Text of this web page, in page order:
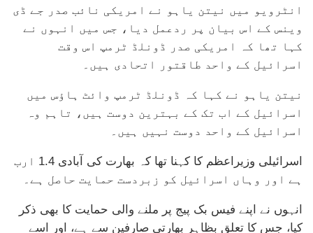
انٹرویو میں نیتن یاہو نے امریکی نائب صدر جے ڈی
وینس کے اس بیان پر ردعمل دیا، جس میں انہوں نے
کہا تھا کہ امریکی صدر ڈونلڈ ٹرمپ اس وقت
اسرائیل کے واحد طاقتور اتحادی ہیں۔
نیتن یاہو نے کہا کہ ڈونلڈ ٹرمپ وائٹ ہاؤس میں
اسرائیل کے اب تک کے بہترین دوست ہیں، تاہم وہ
اسرائیل کے واحد دوست نہیں ہیں۔
اسرائیلی وزیراعظم کا کہنا تھا کہ بھارت کی آبادی 1.4 ارب
ہے اور وہاں اسرائیل کو زبردست حمایت حاصل ہے۔
انہوں نے اپنے فیس بک پیج پر ملنے والی حمایت کا بھی ذکر
کیا، جس کا تعلق بظاہر بھارتی صارفین سے ہے، اور اسے